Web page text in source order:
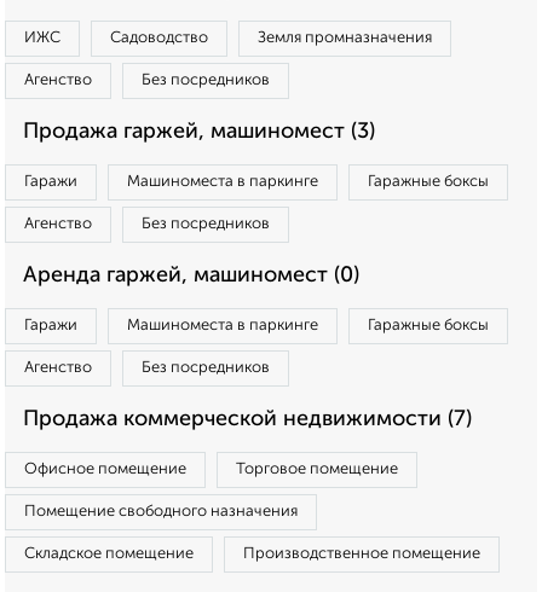
ИЖС Садоводство Земля промназначения
Агенство Без посредников
Продажа гаржей, машиномест (3)
Гаражи Машиноместа в паркинге Гаражные боксы
Агенство Без посредников
Аренда гаржей, машиномест (0)
Гаражи Машиноместа в паркинге Гаражные боксы
Агенство Без посредников
Продажа коммерческой недвижимости (7)
Офисное помещение Торговое помещение
Помещение свободного назначения
Складское помещение Производственное помещение